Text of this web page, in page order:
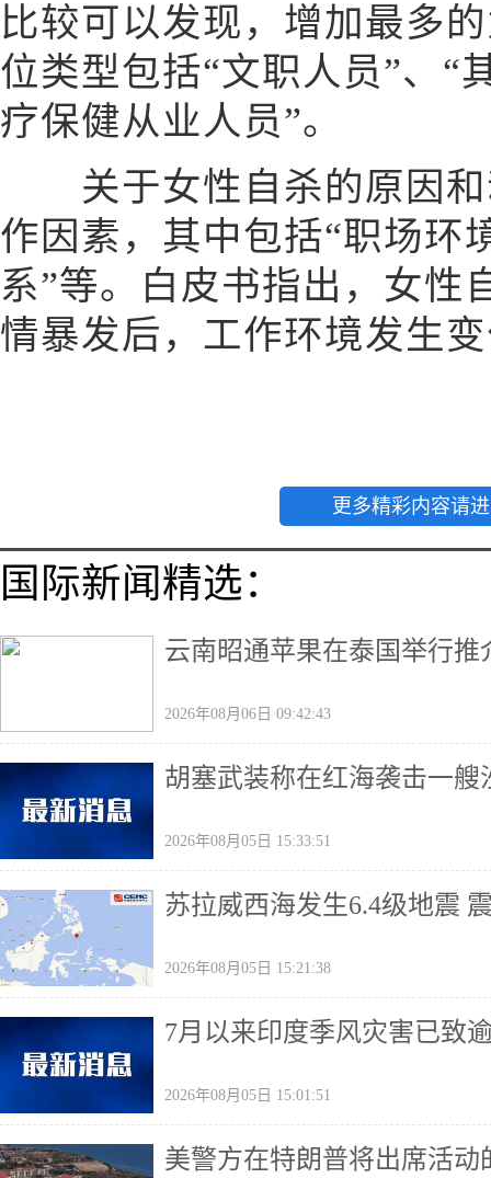
比较可以发现，增加最多
位类型包括“文职人员”、“
疗保健从业人员”。
关于女性自杀的原因和
作因素，其中包括“职场环
系”等。白皮书指出，女性
情暴发后，工作环境发生
更多精彩内容请
国际新闻精选：
云南昭通苹果在泰国举行推
2026年08月06日 09:42:43
胡塞武装称在红海袭击一艘
2026年08月05日 15:33:51
苏拉威西海发生6.4级地震
2026年08月05日 15:21:38
7月以来印度季风灾害已致
2026年08月05日 15:01:51
美警方在特朗普将出席活